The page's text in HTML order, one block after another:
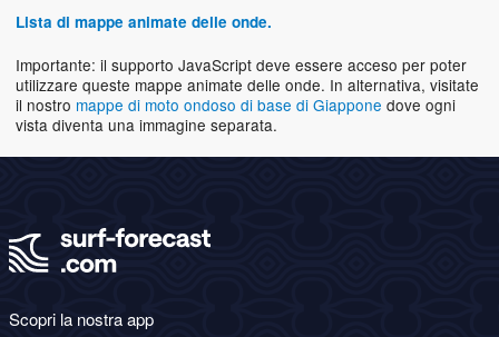
Lista di mappe animate delle onde.
Importante: il supporto JavaScript deve essere acceso per poter
utilizzare queste mappe animate delle onde. In alternativa, visitate
il nostro mappe di moto ondoso di base di Giappone dove ogni
vista diventa una immagine separata.
Scopri la nostra app